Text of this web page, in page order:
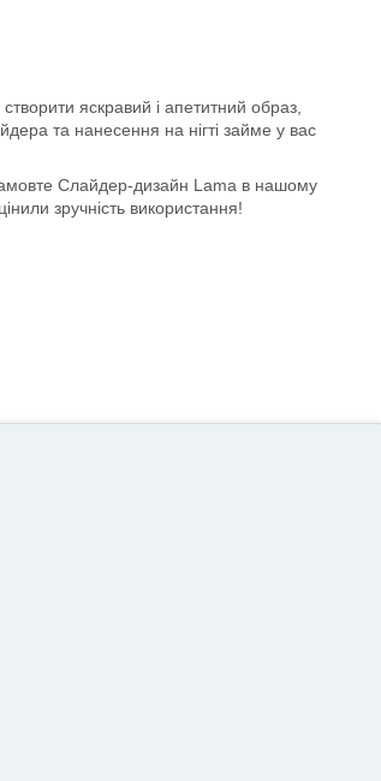
яскравий і апетитний образ,
та нанесення на нігті займе у вас
Слайдер-дизайн Lama в нашому
зручність використання!